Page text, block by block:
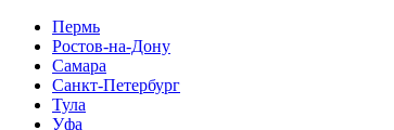
Пермь
Ростов-на-Дону
Самара
Санкт-Петербург
Тула
Уфа